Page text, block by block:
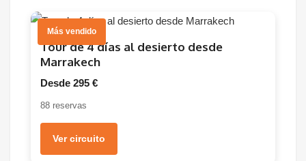
Más vendido
Tour de 4 días al desierto desde
Marrakech
Desde 295 €
88 reservas
Ver circuito